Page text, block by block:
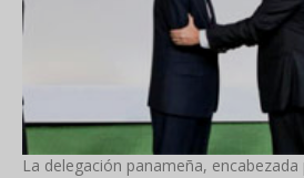
La delegación panameña,